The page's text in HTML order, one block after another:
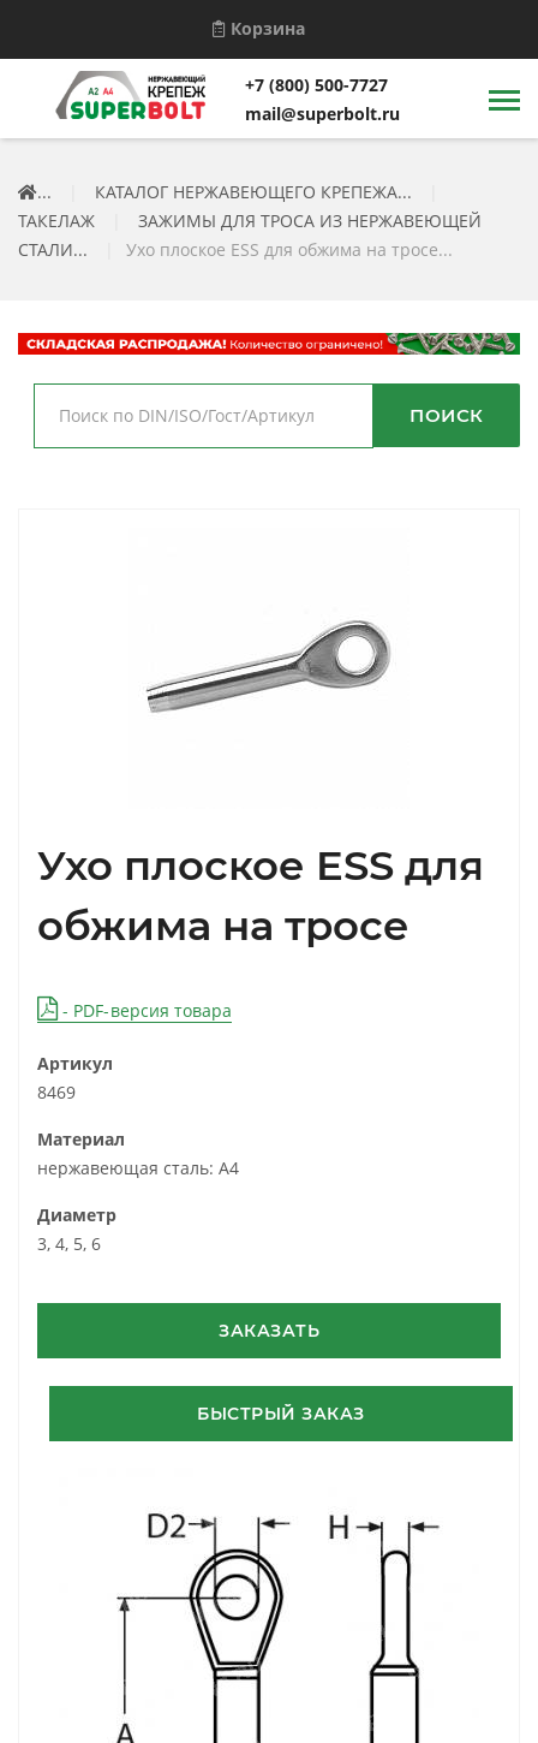
Корзина
+7 (800) 500-7727
mail@superbolt.ru
... КАТАЛОГ НЕРЖАВЕЮЩЕГО КРЕПЕЖА...
ТАКЕЛАЖ
ЗАЖИМЫ ДЛЯ ТРОСА ИЗ НЕРЖАВЕЮЩЕЙ
СТАЛИ...
Ухо плоское ESS для обжима на тросе...
ПОИСК
Ухо плоское ESS для
обжима на тросе
- PDF-версия товара
Артикул
8469
Материал
нержавеющая сталь: А4
Диаметр
3, 4, 5, 6
ЗАКАЗАТЬ
БЫСТРЫЙ ЗАКАЗ